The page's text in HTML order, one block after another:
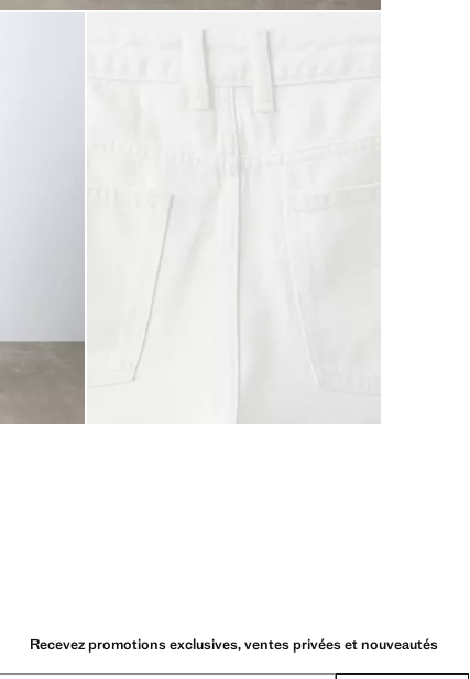
Recevez promotions exclusives, ventes privées et nouveautés